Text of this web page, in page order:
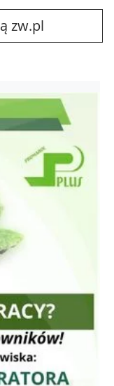
zw.pl